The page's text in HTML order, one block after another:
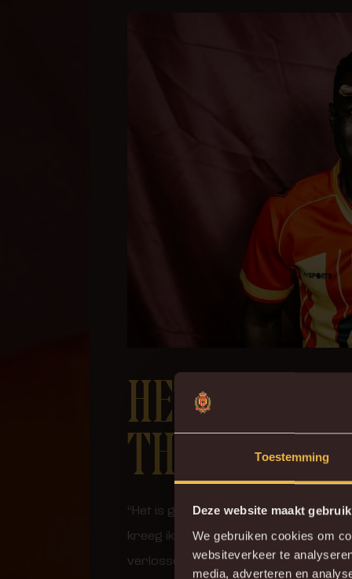
Toestemming
Deze website maakt
We gebruiken cookies om
websiteverkeer te
media, adverteren en
HET VOELT
“Het is geweldig om terug te zijn”,
kreeg ik ongelofelijk veel berichtjes
verlossende nieuws mag brengen.